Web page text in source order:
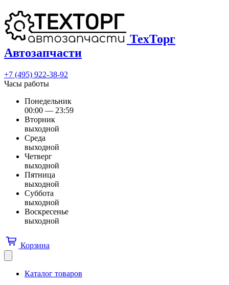
ТехТорг
Автозапчасти
+7 (495) 922-38-92
Часы работы
Понедельник
00:00 — 23:59
Вторник
выходной
Среда
выходной
Четверг
выходной
Пятница
выходной
Суббота
выходной
Воскресенье
выходной
Корзина
Каталог товаров